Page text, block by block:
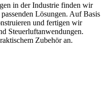
in der Industrie finden wir
Lösungen. Auf Basis
und fertigen wir
Steuerluftanwendungen.
Zubehör an.